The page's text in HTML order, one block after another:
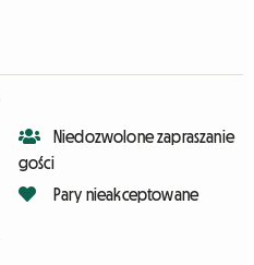
Niedozwolone zapraszanie
gości
Pary nieakceptowane